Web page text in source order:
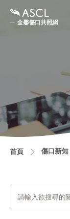
全馨傷口共照網
首頁 傷口新知